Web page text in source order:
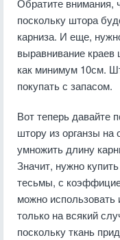
Обратите внимания,
поскольку штора
карниза. И еще,
выравнивание краев
как минимум 10см.
покупать с запасом.
Вот теперь давайте
штору из органзы
умножить длину
Значит, нужно
тесьмы, с
можно использовать
только на всякий
поскольку ткань